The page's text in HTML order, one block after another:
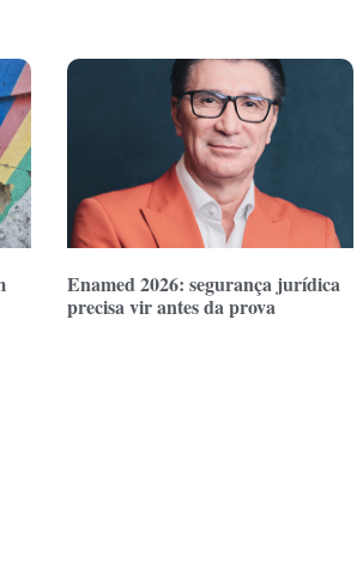
Enamed 2026: segurança jurídica
precisa vir antes da prova